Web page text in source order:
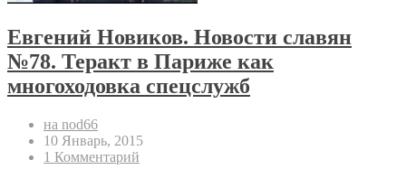
Евгений Новиков. Новости славян
№78. Теракт в Париже как
многоходовка спецслужб
на nod66
10 Январь, 2015
1 Комментарий